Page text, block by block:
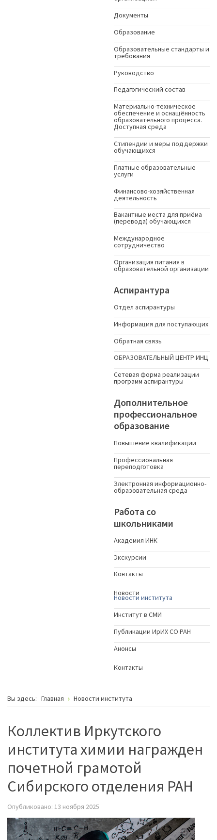
Документы
Образование
Образовательные стандарты и
требования
Руководство
Педагогический состав
Материально-техническое
обеспечение и оснащённость
образовательного процесса.
Доступная среда
Стипендии и меры поддержки
обучающихся
Платные образовательные
услуги
Финансово-хозяйственная
деятельность
Вакантные места для приёма
(перевода) обучающихся
Международное
сотрудничество
Организация питания в
образовательной организации
Аспирантура
Отдел аспирантуры
Информация для поступающих
Обратная связь
ОБРАЗОВАТЕЛЬНЫЙ ЦЕНТР ИНЦ
Сетевая форма реализации
программ аспирантуры
Дополнительное
профессиональное
образование
Повышение квалификации
Профессиональная
переподготовка
Электронная информационно-
образовательная среда
Работа со
школьниками
Академия ИНК
Экскурсии
Контакты
Новости
Новости института
Институт в СМИ
Публикации ИрИХ СО РАН
Анонсы
Контакты
Вы здесь: Главная Новости института
Коллектив Иркутского
института химии награжден
почетной грамотой
Сибирского отделения РАН
Опубликовано: 13 ноября 2025